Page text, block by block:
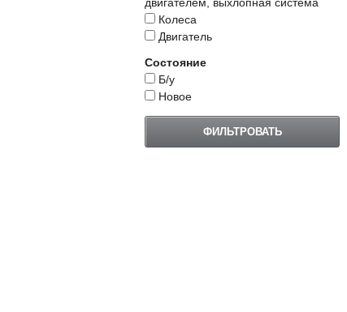
Колеса
Двигатель
Состояние
Б/у
Новое